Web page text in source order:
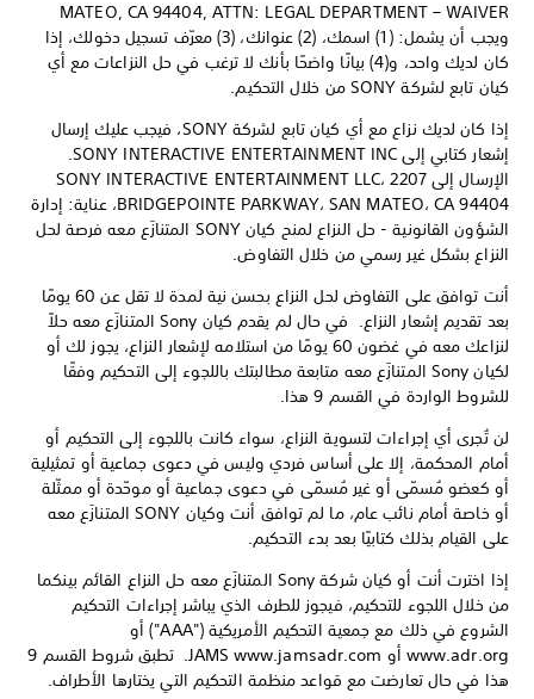
MATEO, CA 94404, ATTN: LEGAL DEPARTMENT – WAIVER
ويجب أن يشمل: (1) اسمك، (2) عنوانك، (3) معرّف تسجيل دخولك، إذا
كان لديك واحد، و(4) بيانًا واضحًا بأنك لا ترغب في حل النزاعات مع أي
كيان تابع لشركة SONY من خلال التحكيم.
إذا كان لديك نزاع مع أي كيان تابع لشركة SONY، فيجب عليك إرسال
إشعار كتابي إلى SONY INTERACTIVE ENTERTAINMENT INC.
الإرسال إلى SONY INTERACTIVE ENTERTAINMENT LLC، 2207
BRIDGEPOINTE PARKWAY، SAN MATEO، CA 94404، عناية: إدارة
الشؤون القانونية - حل النزاع لمنح كيان SONY المتنازَع معه فرصة لحل
النزاع بشكل غير رسمي من خلال التفاوض.
أنت توافق على التفاوض لحل النزاع بحسن نية لمدة لا تقل عن 60 يومًا
بعد تقديم إشعار النزاع. في حال لم يقدم كيان Sony المتنازَع معه حلاً
لنزاعك معه في غضون 60 يومًا من استلامه لإشعار النزاع، يجوز لك أو
لكيان Sony المتنازَع معه متابعة مطالبتك باللجوء إلى التحكيم وفقًا
للشروط الواردة في القسم 9 هذا.
لن تُجرى أي إجراءات لتسوية النزاع، سواء كانت باللجوء إلى التحكيم أو
أمام المحكمة، إلا على أساس فردي وليس في دعوى جماعية أو تمثيلية
أو كعضو مُسمّى أو غير مُسمّى في دعوى جماعية أو موحّدة أو ممثّلة
أو خاصة أمام نائب عام، ما لم توافق أنت وكيان SONY المتنازَع معه
على القيام بذلك كتابيًا بعد بدء التحكيم.
إذا اخترت أنت أو كيان شركة Sony المتنازَع معه حل النزاع القائم بينكما
من خلال اللجوء للتحكيم، فيجوز للطرف الذي يباشر إجراءات التحكيم
الشروع في ذلك مع جمعية التحكيم الأمريكية ("AAA") أو
www.adr.org أو JAMS www.jamsadr.com. تطبق شروط القسم 9
هذا في حال تعارضت مع قواعد منظمة التحكيم التي يختارها الأطراف.